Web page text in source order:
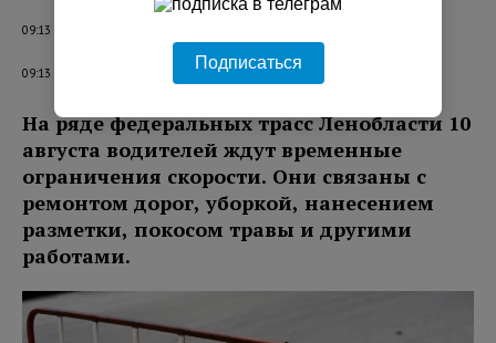
09:13 10.08.2026
09:13 10.08.2026
На ряде федеральных трасс Ленобласти 10
августа водителей ждут временные
ограничения скорости. Они связаны с
ремонтом дорог, уборкой, нанесением
разметки, покосом травы и другими
работами.
Подписаться